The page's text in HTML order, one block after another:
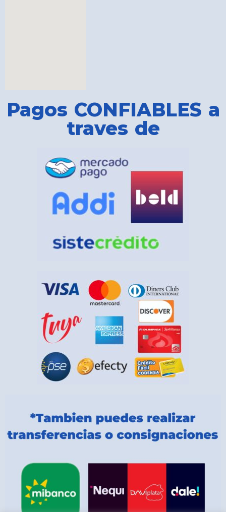
Pagos CONFIABLES a
traves de